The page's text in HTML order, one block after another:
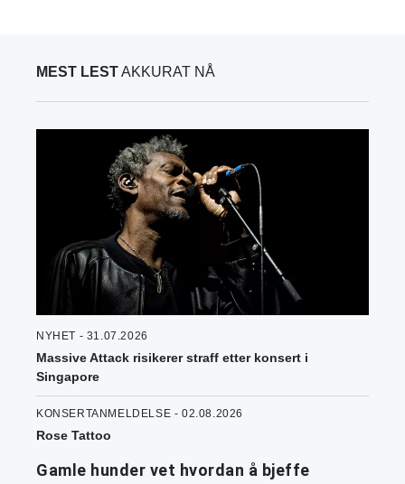
MEST LESTAKKURAT NÅ
NYHET - 31.07.2026
Massive Attack risikerer straff etter konsert i
Singapore
KONSERTANMELDELSE - 02.08.2026
Rose Tattoo
Gamle hunder vet hvordan å bjeffe